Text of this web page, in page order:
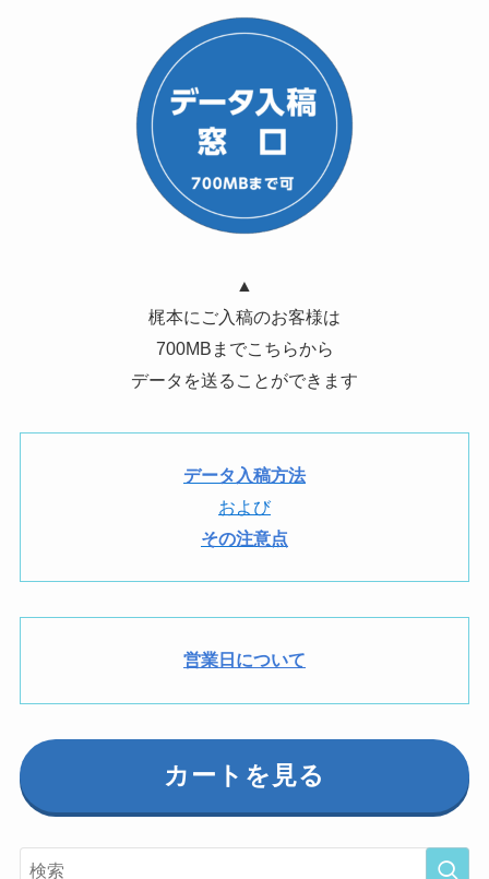
▲
梶本にご入稿のお客様は
700MBまでこちらから
データを送ることができます
データ入稿方法
および
その注意点
営業日について
カートを見る